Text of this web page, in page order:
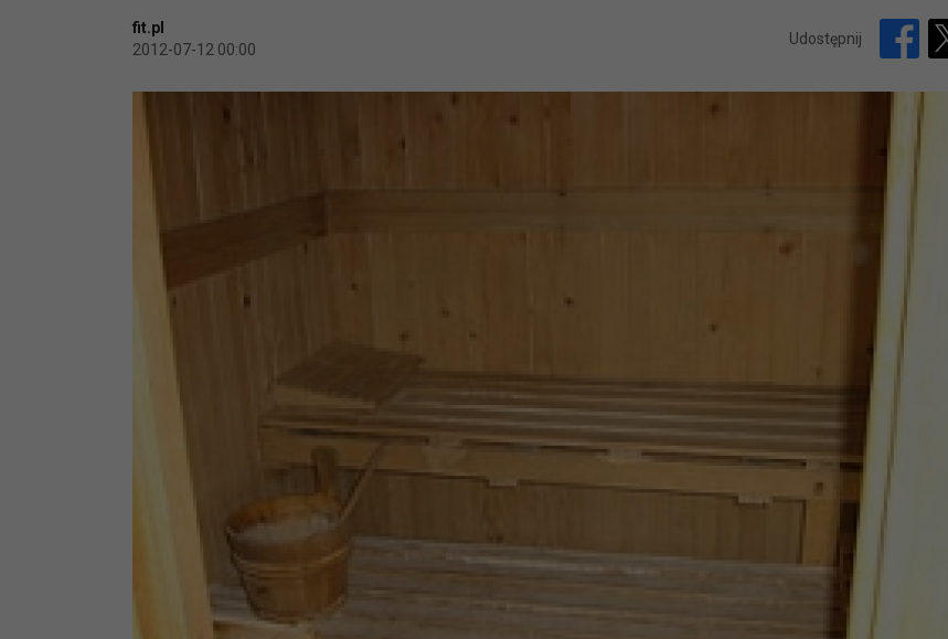
fit.pl
2012-07-12 00:00
Udostępnij